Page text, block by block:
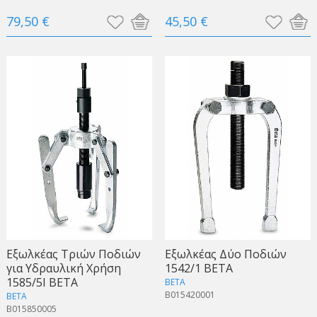
79,50 € 45,50 €
Εξωλκέας Τριών Ποδιών
για Υδραυλική Χρήση
1585/5I BETA
BETA
B015850005
Εξωλκέας Δύο Ποδιών
1542/1 BETA
BETA
B015420001